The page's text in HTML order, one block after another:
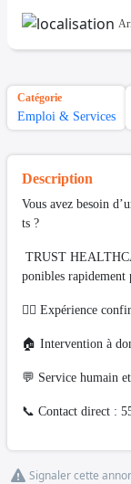
Catégorie
Emploi & Services
Description
Vous avez besoin
ts ?
TRUST
ponibles rapidement
👨‍⚕️ Expérience
🏠 Intervention à
💬 Service humain
📞 Contact direct :
Signaler cette